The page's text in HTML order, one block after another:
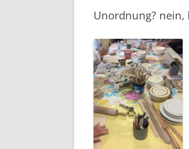
Unordnung?